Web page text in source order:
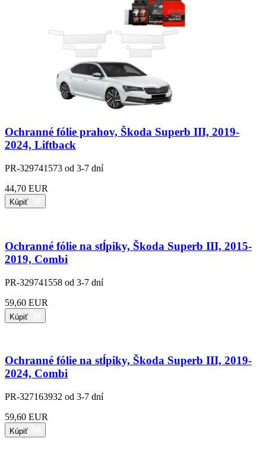
Ochranné fólie prahov, Škoda Superb III, 2019-
2024, Liftback
PR-329741573 od 3-7 dní
44,70 EUR
Kúpiť
Ochranné fólie na stĺpiky, Škoda Superb III, 2015-
2019, Combi
PR-329741558 od 3-7 dní
59,60 EUR
Kúpiť
Ochranné fólie na stĺpiky, Škoda Superb III, 2019-
2024, Combi
PR-327163932 od 3-7 dní
59,60 EUR
Kúpiť